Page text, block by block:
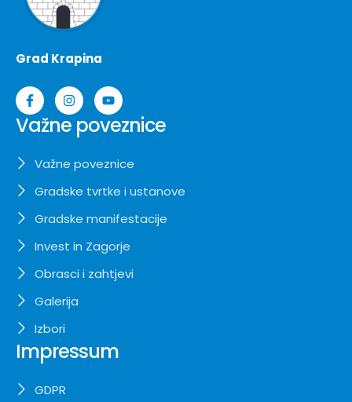
Grad Krapina
Važne poveznice
Važne poveznice
Gradske tvrtke i ustanove
Gradske manifestacije
Invest in Zagorje
Obrasci i zahtjevi
Galerija
Izbori
Impressum
GDPR